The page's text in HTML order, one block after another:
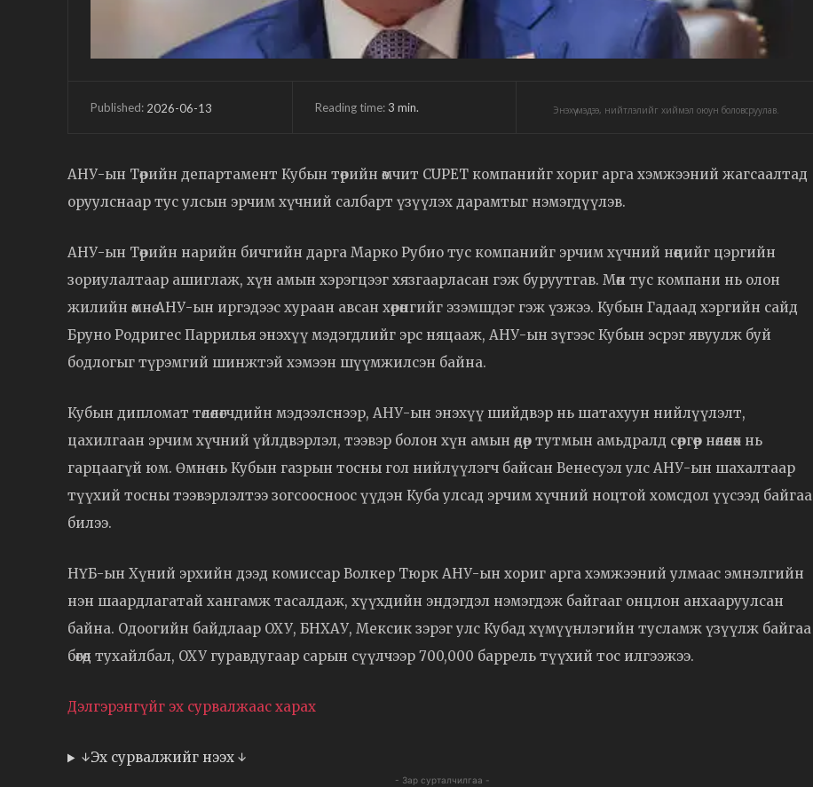
Published: 2026-06-13 Reading time: 3 min. Энэхүү мэдээ, нийтлэлийг хиймэл оюун боловсруулав.
АНУ-ын Төрийн департамент Кубын төрийн өмчит CUPET компанийг хориг арга хэмжээний жагсаалтад
оруулснаар тус улсын эрчим хүчний салбарт үзүүлэх дарамтыг нэмэгдүүлэв.
АНУ-ын Төрийн нарийн бичгийн дарга Марко Рубио тус компанийг эрчим хүчний нөөцийг цэргийн
зориулалтаар ашиглаж, хүн амын хэрэгцээг хязгаарласан гэж буруутгав. Мөн тус компани нь олон
жилийн өмнө АНУ-ын иргэдээс хураан авсан хөрөнгийг эзэмшдэг гэж үзжээ. Кубын Гадаад хэргийн сайд
Бруно Родригес Паррилья энэхүү мэдэгдлийг эрс няцааж, АНУ-ын зүгээс Кубын эсрэг явуулж буй
бодлогыг түрэмгий шинжтэй хэмээн шүүмжилсэн байна.
Кубын дипломат төлөөлөгчдийн мэдээлснээр, АНУ-ын энэхүү шийдвэр нь шатахуун нийлүүлэлт,
цахилгаан эрчим хүчний үйлдвэрлэл, тээвэр болон хүн амын өдөр тутмын амьдралд сөргөөр нөлөөлөх нь
гарцаагүй юм. Өмнө нь Кубын газрын тосны гол нийлүүлэгч байсан Венесуэл улс АНУ-ын шахалтаар
түүхий тосны тээвэрлэлтээ зогсоосноос үүдэн Куба улсад эрчим хүчний ноцтой хомсдол үүсээд байгаа
билээ.
НҮБ-ын Хүний эрхийн дээд комиссар Волкер Тюрк АНУ-ын хориг арга хэмжээний улмаас эмнэлгийн
нэн шаардлагатай хангамж тасалдаж, хүүхдийн эндэгдэл нэмэгдэж байгааг онцлон анхааруулсан
байна. Одоогийн байдлаар ОХУ, БНХАУ, Мексик зэрэг улс Кубад хүмүүнлэгийн тусламж үзүүлж байгаа
бөгөөд тухайлбал, ОХУ гуравдугаар сарын сүүлчээр 700,000 баррель түүхий тос илгээжээ.
Дэлгэрэнгүйг эх сурвалжаас харах
↓Эх сурвалжийг нээх ↓
- Зар сурталчилгаа -